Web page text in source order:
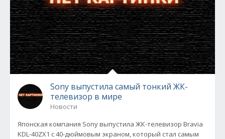
Sony выпустила самый тонкий ЖК-
телевизор в мире
Новости
Японская компания Sony выпустила ЖК-телевизор Bravia
KDL-40ZX1 с 40-дюймовым экраном, который стал самым